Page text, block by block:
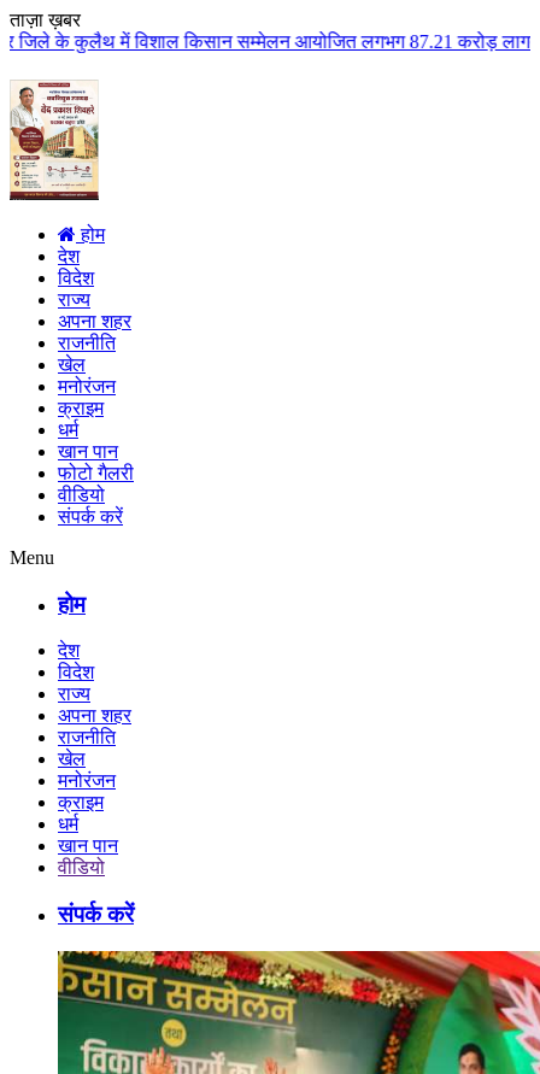
ताज़ा ख़बर
सम्मेलन आयोजित लगभग 87.21 करोड़ लागत के 41 विकास कार्यों
होम
देश
विदेश
राज्य
अपना शहर
राजनीति
खेल
मनोरंजन
क्राइम
धर्म
खान पान
फोटो गैलरी
वीडियो
संपर्क करें
Menu
होम
देश
विदेश
राज्य
अपना शहर
राजनीति
खेल
मनोरंजन
क्राइम
धर्म
खान पान
वीडियो
संपर्क करें